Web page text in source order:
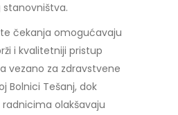
čekanja omogućavaju
i kvalitetniji pristup
vezano za zdravstvene
Bolnici Tešanj, dok
olakšavaju